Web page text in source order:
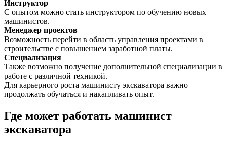
Инструктор
С опытом можно стать инструктором по обучению новых
машинистов.
Менеджер проектов
Возможность перейти в область управления проектами в
строительстве с повышением заработной платы.
Специализация
Также возможно получение дополнительной специализации в
работе с различной техникой.
Для карьерного роста машинисту экскаватора важно
продолжать обучаться и накапливать опыт.
Где может работать машинист
экскаватора